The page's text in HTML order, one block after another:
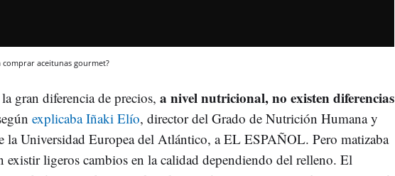
comprar aceitunas gourmet?
gran diferencia de precios, a nivel nutricional, no existen diferencias
explicaba Iñaki Elío, director del Grado de Nutrición Humana y
la Universidad Europea del Atlántico, a EL ESPAÑOL. Pero matizaba
existir ligeros cambios en la calidad dependiendo del relleno. El